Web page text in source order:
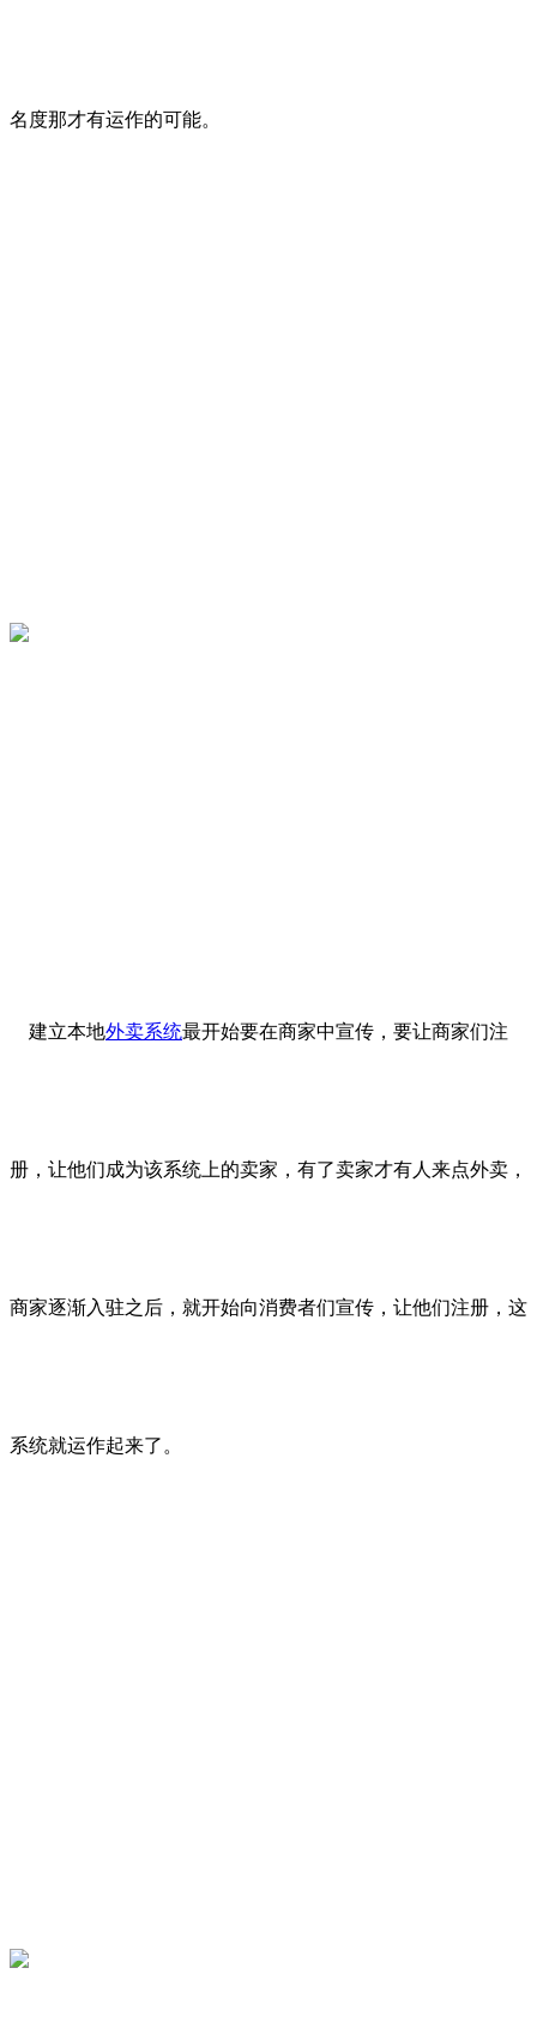
名度那才有运作的可能。
建立本地外卖系统最开始要在商家中宣传，要让商家们注
册，让他们成为该系统上的卖家，有了卖家才有人来点外卖，
商家逐渐入驻之后，就开始向消费者们宣传，让他们注册，这
系统就运作起来了。